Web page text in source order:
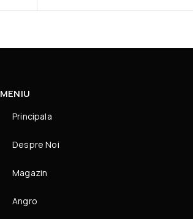
MENIU
Principala
Despre Noi
Magazin
Angro